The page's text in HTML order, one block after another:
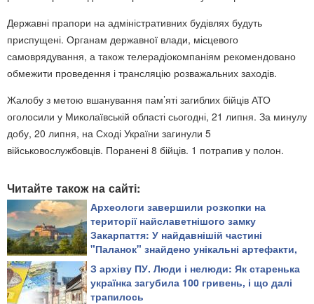
Державні прапори на адміністративних будівлях будуть
приспущені. Органам державної влади, місцевого
самоврядування, а також телерадіокомпаніям рекомендовано
обмежити проведення і трансляцію розважальних заходів.
Жалобу з метою вшанування пам’яті загиблих бійців АТО
оголосили у Миколаївській області сьогодні, 21 липня. За минулу
добу, 20 липня, на Сході України загинули 5
військовослужбовців. Поранені 8 бійців. 1 потрапив у полон.
Читайте також на сайті:
Археологи завершили розкопки на
території найславетнішого замку
Закарпаття: У найдавнішій частині
"Паланок" знайдено унікальні артефакти,
що висвітлюють невідому історію
твердині (відео)
З архіву ПУ. Люди і нелюди: Як старенька
українка загубила 100 гривень, і що далі
трапилось